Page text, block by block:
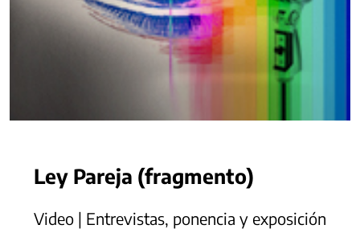
Ley Pareja (fragmento)
Video | Entrevistas, ponencia y exposición